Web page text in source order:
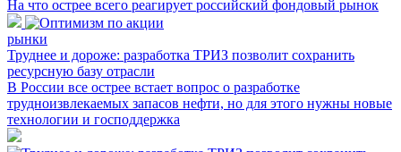
На что острее всего реагирует российский фондовый рынок
рынки
Труднее и дороже: разработка ТРИЗ позволит сохранить
ресурсную базу отрасли
В России все острее встает вопрос о разработке
трудноизвлекаемых запасов нефти, но для этого нужны новые
технологии и господдержка